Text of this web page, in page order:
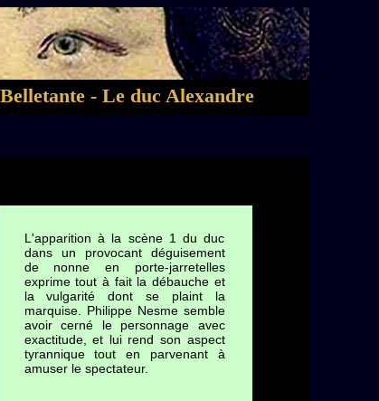
- Le duc Alexandre
L'apparition à la scène 1 du duc
dans un provocant déguisement
de nonne en porte-jarretelles
exprime tout à fait la débauche et
la vulgarité dont se plaint la
marquise. Philippe Nesme semble
avoir cerné le personnage avec
exactitude, et lui rend son aspect
tyrannique tout en parvenant à
amuser le spectateur.